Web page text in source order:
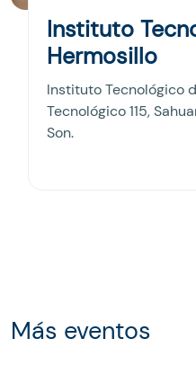
Instituto
Hermosillo
Instituto Tecnológico
Tecnológico 115,
Son.
Más eventos